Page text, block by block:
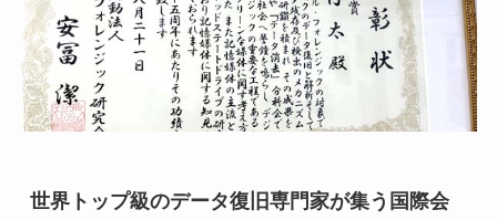
世界トップ級のデータ復旧専門家が集う国際会